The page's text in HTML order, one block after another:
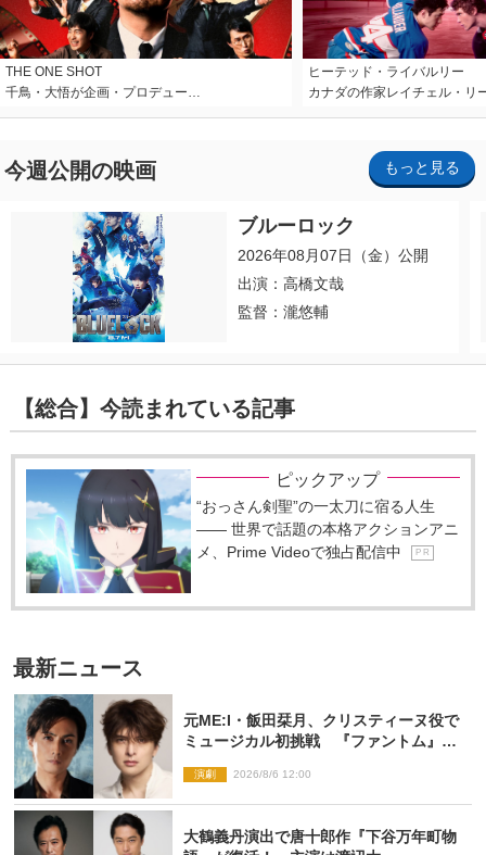
THE ONE SHOT
千鳥・大悟が企画・プロデュー…
ヒーテッド・ライバルリー
カナダの作家レイチェル・リ
今週公開の映画 もっと見る
ブルーロック
2026年08月07日（金）公開
出演：高橋文哉
監督：瀧悠輔
【総合】今読まれている記事
ピックアップ
“おっさん剣聖”の一太刀に宿る人生
―― 世界で話題の本格アクションアニ
メ、Prime Videoで独占配信中
P R
最新ニュース
元ME:I・飯田栞月、クリスティーヌ役で
ミュージカル初挑戦 『ファントム』
演劇 2026/8/6 12:00
大鶴義丹演出で唐十郎作『下谷万年町物